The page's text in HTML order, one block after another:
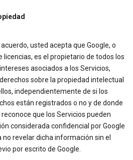
usted acepta que Google, o
licencias, es el propietario de todos los
asociados a los Servicios,
sobre la propiedad intelectual
independientemente de si los
están registrados o no y de donde
que los Servicios pueden
considerada confidencial por Google
revelar dicha información sin el
por escrito de Google.